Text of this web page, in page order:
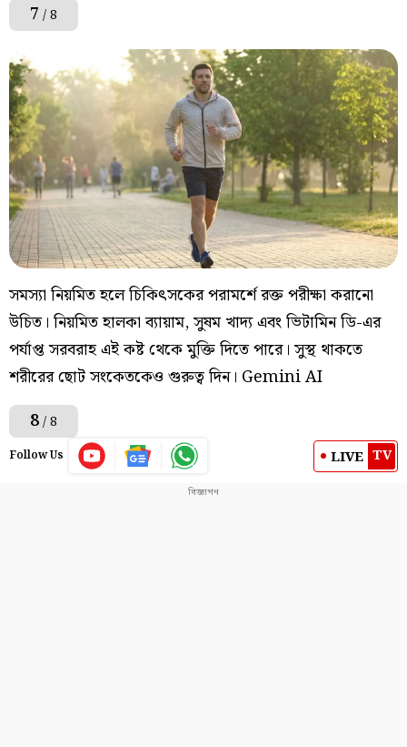
7 / 8
সমস্যা নিয়মিত হলে চিকিৎসকের পরামর্শে রক্ত পরীক্ষা করানো
উচিত। নিয়মিত হালকা ব্যায়াম, সুষম খাদ্য এবং ভিটামিন ডি-এর
পর্যাপ্ত সরবরাহ এই কষ্ট থেকে মুক্তি দিতে পারে। সুস্থ থাকতে
শরীরের ছোট সংকেতকেও গুরুত্ব দিন। Gemini AI
8/ 8
Follow Us LIVE TV